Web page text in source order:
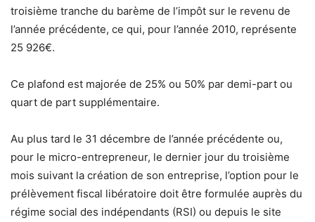
troisième tranche du barème de l’impôt sur le revenu de
l’année précédente, ce qui, pour l’année 2010, représente
25 926€.
Ce plafond est majorée de 25% ou 50% par demi-part ou
quart de part supplémentaire.
Au plus tard le 31 décembre de l’année précédente ou,
pour le micro-entrepreneur, le dernier jour du troisième
mois suivant la création de son entreprise, l’option pour le
prélèvement fiscal libératoire doit être formulée auprès du
régime social des indépendants (RSI) ou depuis le site